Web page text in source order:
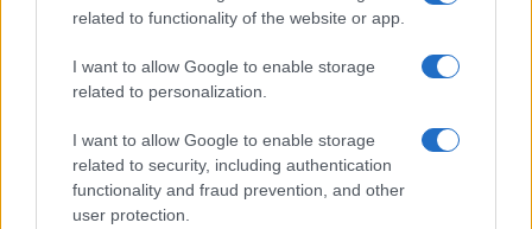
related to functionality of the website or app.
I want to allow Google to enable storage
related to personalization.
I want to allow Google to enable storage
related to security, including authentication
functionality and fraud prevention, and other
user protection.